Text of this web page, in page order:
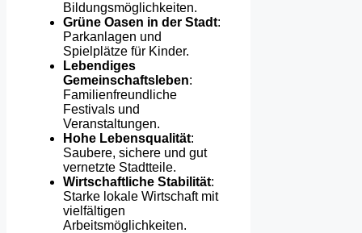
Bildungsmöglichkeiten.
Grüne Oasen in der Stadt:
Parkanlagen und
Spielplätze für Kinder.
Lebendiges
Gemeinschaftsleben:
Familienfreundliche
Festivals und
Veranstaltungen.
Hohe Lebensqualität:
Saubere, sichere und gut
vernetzte Stadtteile.
Wirtschaftliche Stabilität:
Starke lokale Wirtschaft mit
vielfältigen
Arbeitsmöglichkeiten.